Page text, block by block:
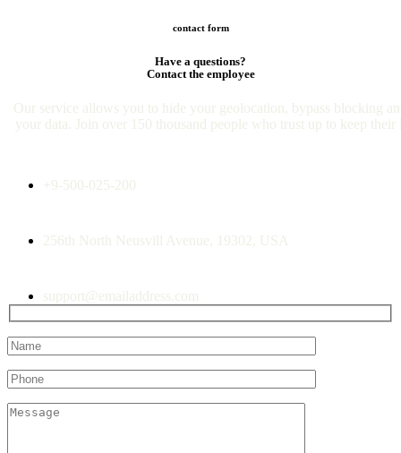
contact form
Have a questions?
Contact the employee
Our service allows you to hide your geolocation, bypass blocking
your data. Join over 150 thousand people who trust up to keep their
+9-500-025-200
256th North Neusvill Avenue, 19302, USA
support@emailaddress.com